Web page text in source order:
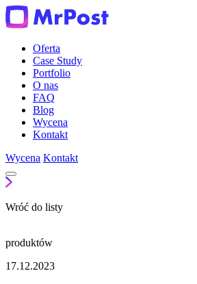
Oferta
Case Study
Portfolio
O nas
FAQ
Blog
Wycena
Kontakt
Wycena Kontakt
Wróć do listy
produktów
17.12.2023